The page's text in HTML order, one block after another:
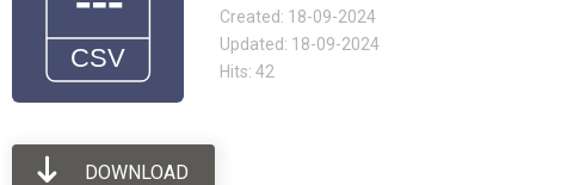
Created: 18-09-2024
Updated: 18-09-2024
Hits: 42
DOWNLOAD